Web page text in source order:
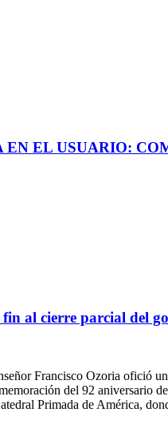
EL USUARIO:
al cierre parcial del
Francisco Ozoria ofició
del 92 aniversario
Primada de América,